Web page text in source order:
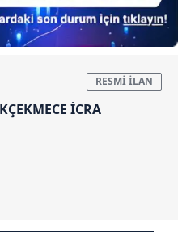
için İnternet
kişilere ait çerezler
çeşitli kişisel
olan çerezler bilgi
amacıyla
sitemizin daha işlevsel
sizlere yönelik
İCRA